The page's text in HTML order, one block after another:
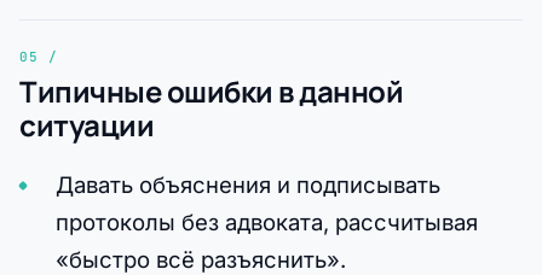
Типичные ошибки в данной
ситуации
Давать объяснения и подписывать
протоколы без адвоката, рассчитывая
«быстро всё разъяснить».